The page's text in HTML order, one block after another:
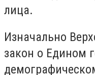
лица.
Изначально
закон о Едином